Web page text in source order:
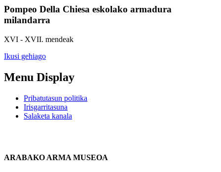
Pompeo Della Chiesa eskolako armadura
milandarra
XVI - XVII. mendeak
Ikusi gehiago
Menu Display
Pribatutasun politika
Irisgarritasuna
Salaketa kanala
ARABAKO ARMA MUSEOA